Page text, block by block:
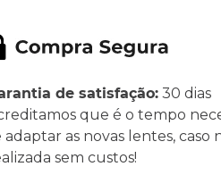
de satisfação:30 dias
que é o tempo
adaptar as novas lentes, caso
sem custos!